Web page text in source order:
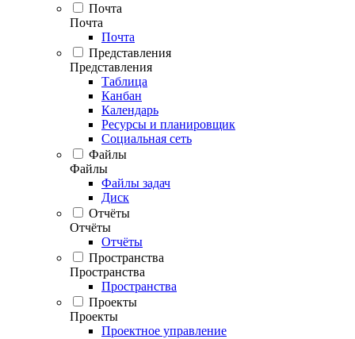
Почта
Почта
Почта
Представления
Представления
Таблица
Канбан
Календарь
Ресурсы и планировщик
Социальная сеть
Файлы
Файлы
Файлы задач
Диск
Отчёты
Отчёты
Отчёты
Пространства
Пространства
Пространства
Проекты
Проекты
Проектное управление